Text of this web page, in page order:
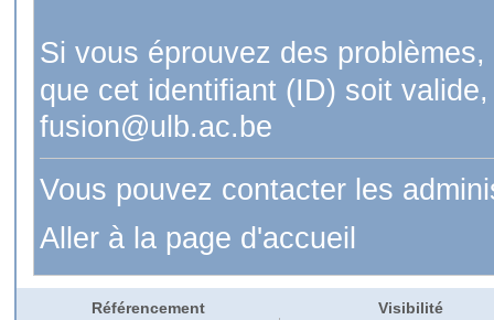
Si vous éprouvez des
que cet identifiant (ID) soit
fusion@ulb.ac.be
Vous pouvez contacter les
Aller à la page d'accueil
Référencement Visibilité